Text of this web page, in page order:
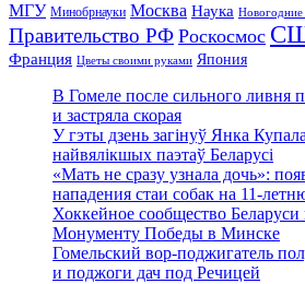
МГУ Минобрнауки Москва Наука Новогодние
Правительство РФ Роскосмос
Франция Цветы своими руками Япония
В Гомеле после сильного ливня
и застряла скорая
У гэты дзень загінуў Янка
найвялікшых паэтаў Беларусі
«Мать не сразу узнала дочь»:
нападения стаи собак на 11-
Хоккейное сообщество
Монументу Победы в Минске
Гомельский вор-поджигатель
и поджоги дач под Речицей